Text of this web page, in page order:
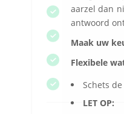
aarzel dan
antwoord
Maak uw
Flexibele
Schets
LET OP: